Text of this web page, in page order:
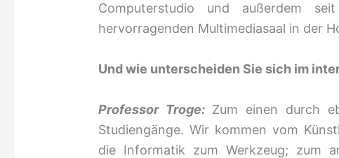
Computerstudio und außerdem
hervorragenden Multimediasaal in der
Und wie unterscheiden Sie sich im
Professor Troge: Zum einen durch
Studiengänge. Wir kommen vom
die Informatik zum Werkzeug; zum